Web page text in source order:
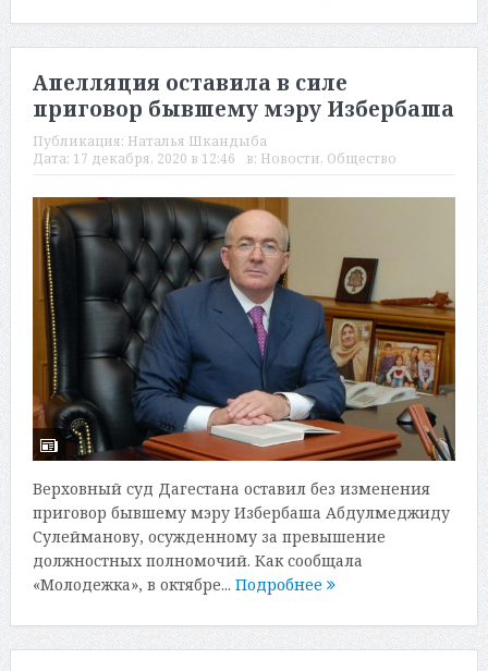
Апелляция оставила в силе
приговор бывшему мэру Избербаша
Публикация: Наталья Шкандыба
Дата: 17 декабря, 2020 в 12:46 в: Новости, Общество
Верховный суд Дагестана оставил без изменения
приговор бывшему мэру Избербаша Абдулмеджиду
Сулейманову, осужденному за превышение
должностных полномочий. Как сообщала
«Молодежка», в октябре... Подробнее